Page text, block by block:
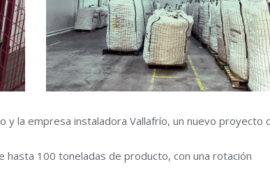
la empresa instaladora Vallafrío, un nuevo proyecto
hasta 100 toneladas de producto, con una rotación